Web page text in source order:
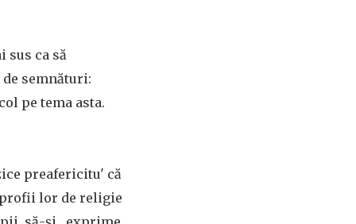
sus ca să
semnături:
pe tema asta.
preafericitu' că
profii lor de religie